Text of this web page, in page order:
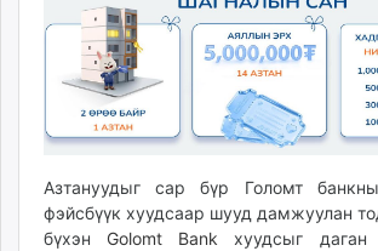
Азтануудыг сар бүр Голомт
фэйсбүүк хуудсаар шууд дамжуулан
бүхэн Golomt Bank хуудсыг даган